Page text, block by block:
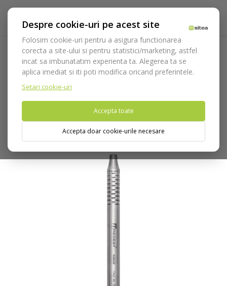
Despre cookie-uri pe acest site
Folosim cookie-uri pentru a asigura functionarea
corecta a site-ului si pentru statistici/marketing, astfel
incat sa imbunatatim experienta ta. Alegerea ta se
aplica imediat si iti poti modifica oricand preferintele.
Setari cookie-uri
Accepta toate
Accepta doar cookie-urile necesare
Acasa Instrumentar
Diagnostic, parodontologie si
restaurare
Diagnostic Manere oglinzi
Maner Oglinzi cod
4905/8
Nu puteti plasa comenzi din tara din care accesati website-ul
(United States).